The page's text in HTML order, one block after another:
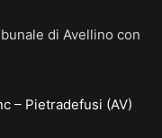
di Avellino con
– Pietradefusi (AV)